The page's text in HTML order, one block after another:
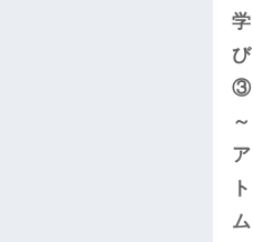
学
び
③
～
ア
ト
ム